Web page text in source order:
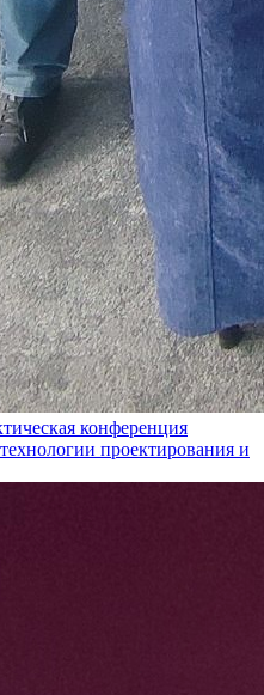
конференция
проектирования и